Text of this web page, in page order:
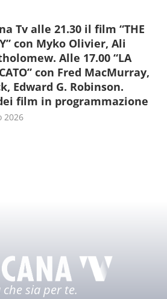
Tv alle 21.30 il film “THE
con Myko Olivier, Ali
Alle 17.00 “LA
con Fred MacMurray,
Edward G. Robinson.
film in programmazione
2026
sia per te.